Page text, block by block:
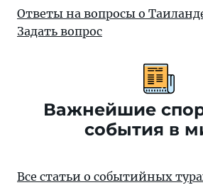
Ответы на вопросы о
Задать вопрос
Важнейшие
события в
Все статьи о событийных